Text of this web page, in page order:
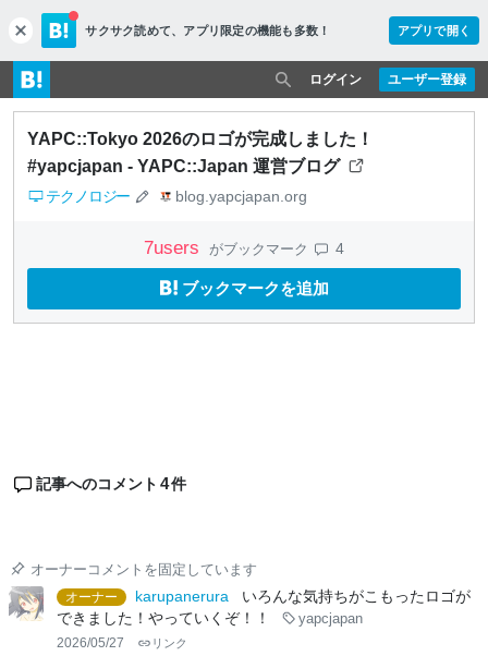
c
l
o
s
e
サクサク読めて、 アプリ限定の機能も多数！ アプリで開く
ユーザー登録
ログイン
YAPC::Tokyo 2026のロゴが完成しました！
#yapcjapan - YAPC::Japan 運営ブログ
テクノロジー blog.yapcjapan.org
7users がブックマーク 4
ブックマークを追加
記事へのコメント 4件
オーナーコメントを固定しています
オーナー
karupanerura
いろんな気持ちがこもったロゴが
できました！やっていくぞ！！
yapcjapan
2026/05/27 リンク